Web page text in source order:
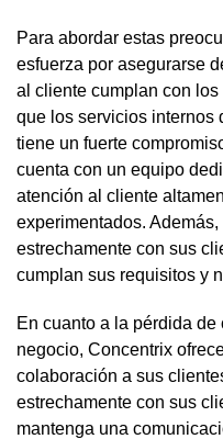
Para abordar estas
esfuerza por asegurarse
al cliente cumplan con
que los servicios internos
tiene un fuerte
cuenta con un equipo
atención al cliente
experimentados.
estrechamente con sus
cumplan sus requisitos y
En cuanto a la pérdida
negocio, Concentrix
colaboración a sus
estrechamente con sus
mantenga una